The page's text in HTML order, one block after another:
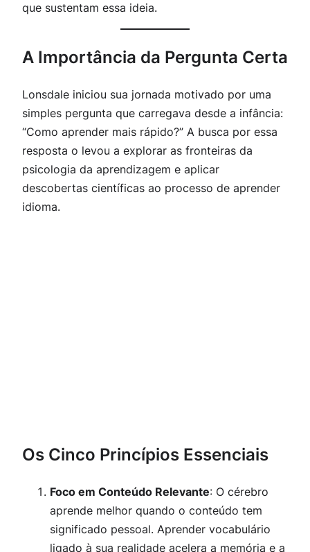
que sustentam essa ideia.
A Importância da Pergunta Certa
Lonsdale iniciou sua jornada motivado por uma
simples pergunta que carregava desde a infância:
“Como aprender mais rápido?” A busca por essa
resposta o levou a explorar as fronteiras da
psicologia da aprendizagem e aplicar
descobertas científicas ao processo de aprender
idioma.
Os Cinco Princípios Essenciais
Foco em Conteúdo Relevante: O cérebro
aprende melhor quando o conteúdo tem
significado pessoal. Aprender vocabulário
ligado à sua realidade acelera a memória e a